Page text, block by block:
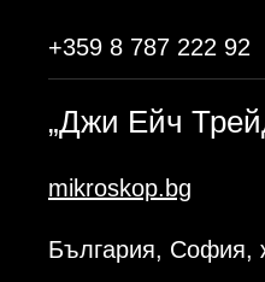
+359 8 787 222 92
„Джи Ейч
mikroskop.bg
България, София,